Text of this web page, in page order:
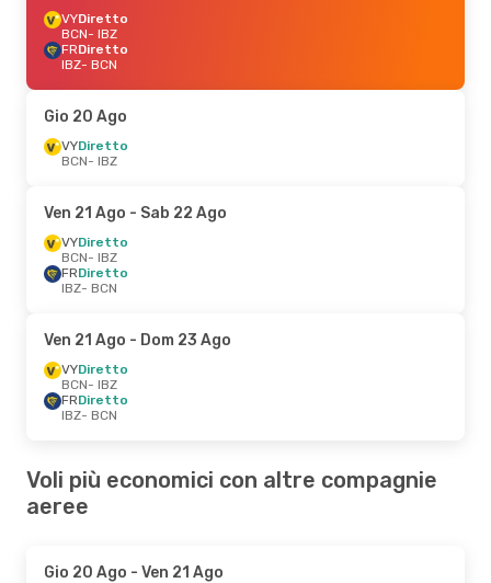
VYDiretto
BCN- IBZ
FRDiretto
IBZ- BCN
Gio 20 Ago
VYDiretto
BCN- IBZ
Ven 21 Ago - Sab 22 Ago
VYDiretto
BCN- IBZ
FRDiretto
IBZ- BCN
Ven 21 Ago - Dom 23 Ago
VYDiretto
BCN- IBZ
FRDiretto
IBZ- BCN
Voli più economici con altre compagnie
aeree
Gio 20 Ago - Ven 21 Ago